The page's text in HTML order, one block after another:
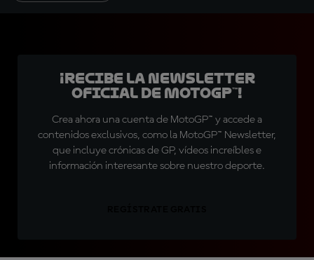
¡Recibe la Newsletter
oficial de MotoGP™!
Crea ahora una cuenta de MotoGP™ y accede a
contenidos exclusivos, como la MotoGP™ Newsletter,
que incluye crónicas de GP, vídeos increíbles e
información interesante sobre nuestro deporte.